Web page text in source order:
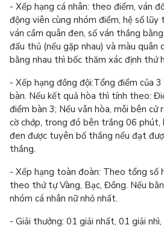
- Xếp hạng cá nhân: theo điểm, ván
động viên cùng nhóm điểm, hệ số lũy
ván cầm quân đen, số ván thắng
đấu thủ (nếu gặp nhau) và màu quân
bằng nhau thì bốc thăm xác định thứ
- Xếp hạng đồng đội:Tổng điểm của
bàn. Nếu kết quả hòa thì tính theo:
điểm bàn 3; Nếu vẫn hòa, mỗi bên
cờ chớp, trong đó bên trắng 06
đen được tuyên bố thắng nếu đạt
thắng.
- Xếp hạng toàn đoàn: Theo tổng số
theo thứ tự Vàng, Bạc, Đồng. Nếu
nhóm cá nhân nữ nhỏ nhất.
- Giải thưởng: 01 giải nhất, 01 giải